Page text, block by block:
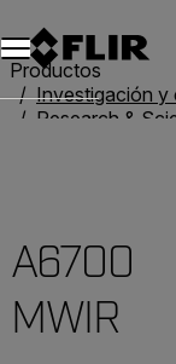
Unread messages
Modelo
Eliminar
artículos
artículo
Añadir al carro
Añadido al carro
Productos
Investigación y
Research &
A6700
MWIR